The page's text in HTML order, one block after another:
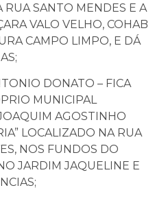
RUA SANTO MENDES E A
VALO VELHO, COHAB
CAMPO LIMPO, E DÁ
DONATO – FICA
MUNICIPAL
AGOSTINHO
LOCALIZADO NA RUA
NOS FUNDOS DO
JARDIM JAQUELINE E